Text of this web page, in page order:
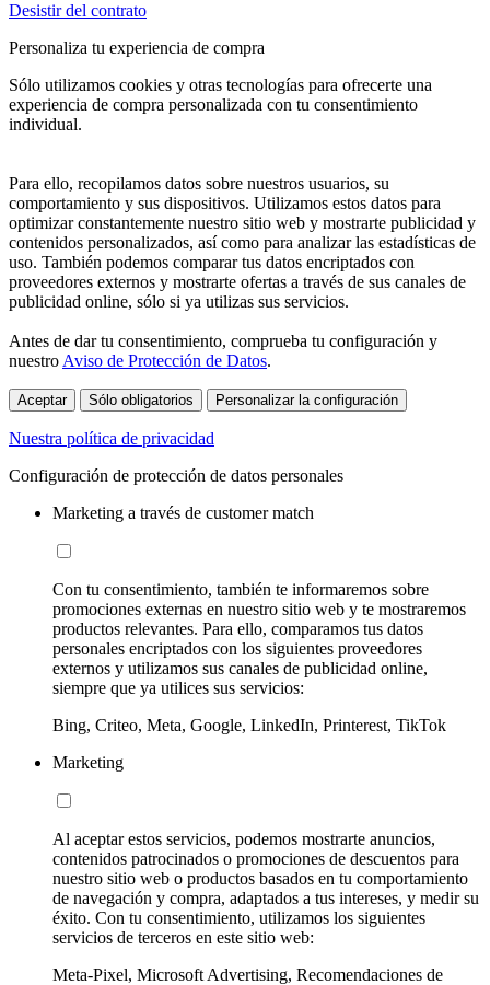
Desistir del contrato
Personaliza tu experiencia de compra
Sólo utilizamos cookies y otras tecnologías para ofrecerte una
experiencia de compra personalizada con tu consentimiento
individual.
Para ello, recopilamos datos sobre nuestros usuarios, su
comportamiento y sus dispositivos. Utilizamos estos datos para
optimizar constantemente nuestro sitio web y mostrarte publicidad y
contenidos personalizados, así como para analizar las estadísticas de
uso. También podemos comparar tus datos encriptados con
proveedores externos y mostrarte ofertas a través de sus canales de
publicidad online, sólo si ya utilizas sus servicios.
Antes de dar tu consentimiento, comprueba tu configuración y
nuestro Aviso de Protección de Datos.
Aceptar Sólo obligatorios Personalizar la configuración
Nuestra política de privacidad
Configuración de protección de datos personales
Marketing a través de customer match
Con tu consentimiento, también te informaremos sobre
promociones externas en nuestro sitio web y te mostraremos
productos relevantes. Para ello, comparamos tus datos
personales encriptados con los siguientes proveedores
externos y utilizamos sus canales de publicidad online,
siempre que ya utilices sus servicios:
Bing, Criteo, Meta, Google, LinkedIn, Printerest, TikTok
Marketing
Al aceptar estos servicios, podemos mostrarte anuncios,
contenidos patrocinados o promociones de descuentos para
nuestro sitio web o productos basados en tu comportamiento
de navegación y compra, adaptados a tus intereses, y medir su
éxito. Con tu consentimiento, utilizamos los siguientes
servicios de terceros en este sitio web:
Meta-Pixel, Microsoft Advertising, Recomendaciones de